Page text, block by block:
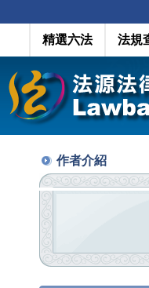
精選六法 法規
作者介紹